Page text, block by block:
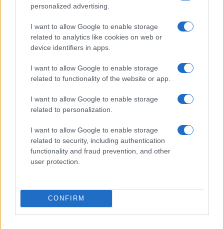
personalized advertising.
I want to allow Google to enable storage
related to analytics like cookies on web or
device identifiers in apps.
I want to allow Google to enable storage
related to functionality of the website or app.
I want to allow Google to enable storage
related to personalization.
I want to allow Google to enable storage
related to security, including authentication
functionality and fraud prevention, and other
user protection.
CONFIRM
Superstore Famila di Cremona
Euronics Point di Pandino
Centro Commerciale Cremona Due – Iper di Cremona
Famila di Pandino